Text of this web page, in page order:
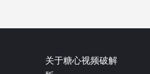
关于糖心视频破解